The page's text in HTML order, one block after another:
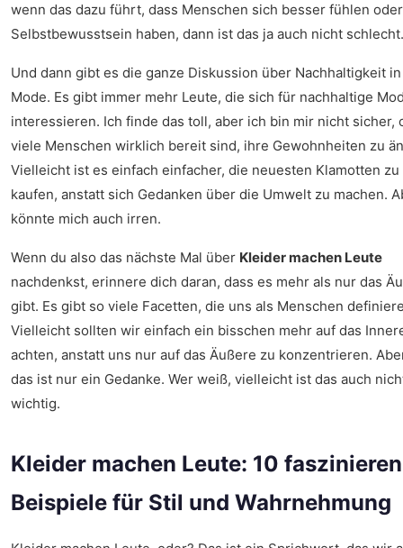
wenn das dazu führt, dass Menschen sich besser fühlen
Selbstbewusstsein haben, dann ist das ja auch nicht schlecht.
Und dann gibt es die ganze Diskussion über Nachhaltigkeit
Mode. Es gibt immer mehr Leute, die sich für nachhaltige
interessieren. Ich finde das toll, aber ich bin mir nicht sicher,
viele Menschen wirklich bereit sind, ihre Gewohnheiten zu
Vielleicht ist es einfach einfacher, die neuesten Klamotten zu
kaufen, anstatt sich Gedanken über die Umwelt zu machen.
könnte mich auch irren.
Wenn du also das nächste Mal über Kleider machen Leute
nachdenkst, erinnere dich daran, dass es mehr als nur das
gibt. Es gibt so viele Facetten, die uns als Menschen
Vielleicht sollten wir einfach ein bisschen mehr auf das
achten, anstatt uns nur auf das Äußere zu konzentrieren.
das ist nur ein Gedanke. Wer weiß, vielleicht ist das auch
wichtig.
Kleider machen Leute: 10
Beispiele für Stil und Wahrnehmung